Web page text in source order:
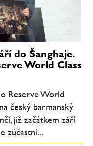
do Šanghaje.
World Class
Reserve World
český barmanský
již začátkem září
zúčastní...